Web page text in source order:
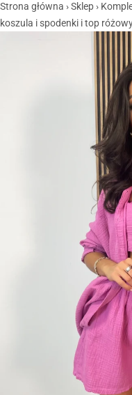
Strona główna ›Sklep ›
koszula i spodenki i top